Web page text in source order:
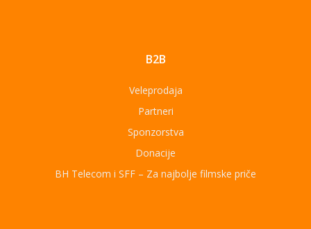
B2B
Veleprodaja
Partneri
Sponzorstva
Donacije
BH Telecom i SFF – Za najbolje filmske priče